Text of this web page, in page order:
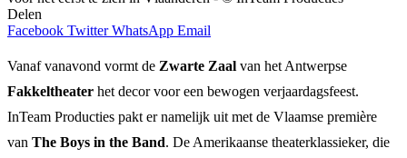
Delen
Facebook Twitter WhatsApp Email
Vanaf vanavond vormt de Zwarte Zaal van het Antwerpse
Fakkeltheater het decor voor een bewogen verjaardagsfeest.
InTeam Producties pakt er namelijk uit met de Vlaamse première
van The Boys in the Band. De Amerikaanse theaterklassieker, die